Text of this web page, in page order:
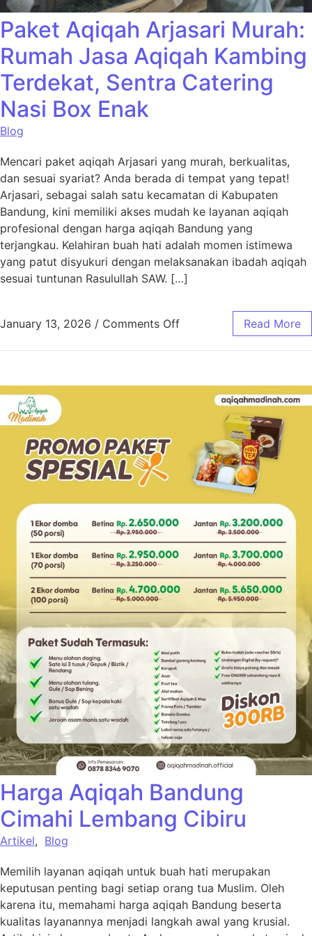
Paket Aqiqah Arjasari Murah:
Rumah Jasa Aqiqah Kambing
Terdekat, Sentra Catering
Nasi Box Enak
Blog
Mencari paket aqiqah Arjasari yang murah, berkualitas,
dan sesuai syariat? Anda berada di tempat yang tepat!
Arjasari, sebagai salah satu kecamatan di Kabupaten
Bandung, kini memiliki akses mudah ke layanan aqiqah
profesional dengan harga aqiqah Bandung yang
terjangkau. Kelahiran buah hati adalah momen istimewa
yang patut disyukuri dengan melaksanakan ibadah aqiqah
sesuai tuntunan Rasulullah SAW. […]
January 13, 2026 / Comments Off Read More
Harga Aqiqah Bandung
Cimahi Lembang Cibiru
Artikel, Blog
Memilih layanan aqiqah untuk buah hati merupakan
keputusan penting bagi setiap orang tua Muslim. Oleh
karena itu, memahami harga aqiqah Bandung beserta
kualitas layanannya menjadi langkah awal yang krusial.